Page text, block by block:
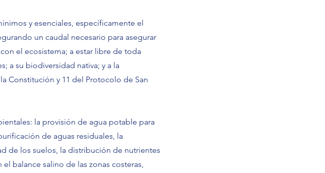
y esenciales, específicamente el
un caudal necesario para asegurar
el ecosistema; a estar libre de toda
a su biodiversidad nativa; y a la
Constitución y 11 del Protocolo de San
la provisión de agua potable para
de aguas residuales, la
de los suelos, la distribución de nutrientes
balance salino de las zonas costeras,